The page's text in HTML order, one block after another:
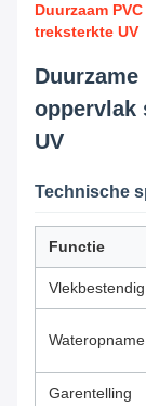
Duurzaam
treksterkte UV
oppervlak
UV
Technische
Functie
Vlekbestendig
Wateropname
Garentelling